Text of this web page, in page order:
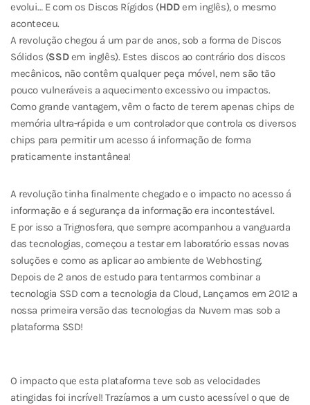
evolui… E com os Discos Rígidos (HDDem inglês), o mesmo
aconteceu.
A revolução chegou á um par de anos, sob a forma de Discos
Sólidos (SSDem inglês). Estes discos ao contrário dos discos
mecânicos, não contêm qualquer peça móvel, nem são tão
pouco vulneráveis a aquecimento excessivo ou impactos.
Como grande vantagem, vêm o facto de terem apenas chips de
memória ultra-rápida e um controlador que controla os diversos
chips para permitir um acesso á informação de forma
praticamente instantânea!
A revolução tinha finalmente chegado e o impacto no acesso á
informação e á segurança da informação era incontestável.
E por isso a Trignosfera, que sempre acompanhou a vanguarda
das tecnologias, começou a testar em laboratório essas novas
soluções e como as aplicar ao ambiente de Webhosting.
Depois de 2 anos de estudo para tentarmos combinar a
tecnologia SSD com a tecnologia da Cloud, Lançamos em 2012 a
nossa primeira versão das tecnologias da Nuvem mas sob a
plataforma SSD!
O impacto que esta plataforma teve sob as velocidades
atingidas foi incrível! Trazíamos a um custo acessível o que de